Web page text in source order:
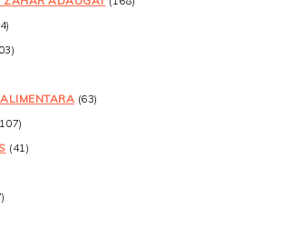
(63)
(41)